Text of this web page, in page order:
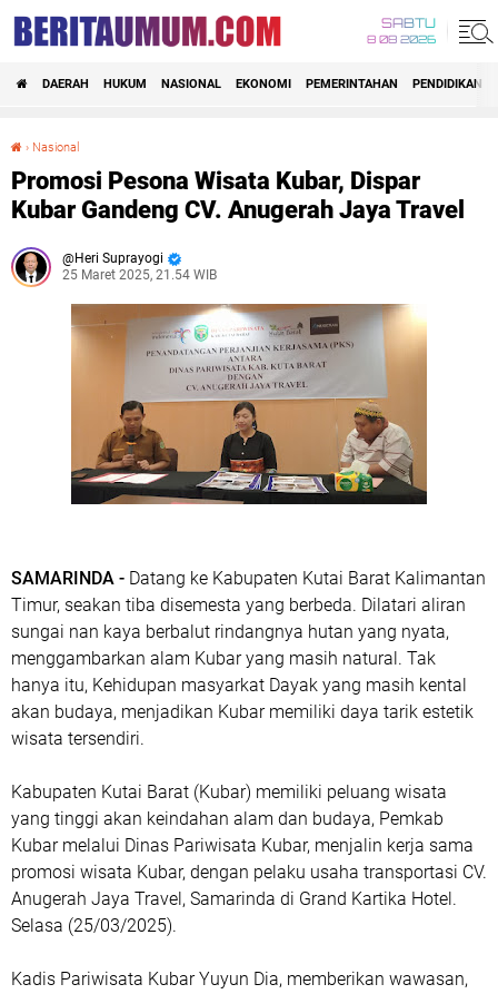
SABTU
8 08 2026
DAERAH HUKUM NASIONAL EKONOMI PEMERINTAHAN PENDIDIKAN
› Nasional
Promosi Pesona Wisata Kubar, Dispar
Kubar Gandeng CV. Anugerah Jaya Travel
Heri Suprayogi
25 Maret 2025, 21.54 WIB
SAMARINDA - Datang ke Kabupaten Kutai Barat Kalimantan
Timur, seakan tiba disemesta yang berbeda. Dilatari aliran
sungai nan kaya berbalut rindangnya hutan yang nyata,
menggambarkan alam Kubar yang masih natural. Tak
hanya itu, Kehidupan masyarkat Dayak yang masih kental
akan budaya, menjadikan Kubar memiliki daya tarik estetik
wisata tersendiri.
Kabupaten Kutai Barat (Kubar) memiliki peluang wisata
yang tinggi akan keindahan alam dan budaya, Pemkab
Kubar melalui Dinas Pariwisata Kubar, menjalin kerja sama
promosi wisata Kubar, dengan pelaku usaha transportasi CV.
Anugerah Jaya Travel, Samarinda di Grand Kartika Hotel.
Selasa (25/03/2025).
Kadis Pariwisata Kubar Yuyun Dia, memberikan wawasan,